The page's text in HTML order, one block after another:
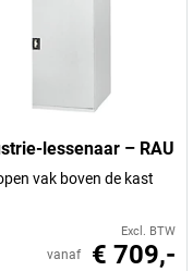
lessenaar – RAU
vak boven de kast
Excl. BTW
vanaf € 709,-